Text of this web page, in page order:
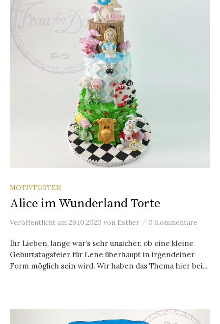
MOTIVTORTEN
Alice im Wunderland Torte
Veröffentlicht am 29.10.2020 von Esther / 0 Kommentare
Ihr Lieben, lange war’s sehr unsicher, ob eine kleine
Geburtstagsfeier für Lene überhaupt in irgendeiner
Form möglich sein wird. Wir haben das Thema hier bei...